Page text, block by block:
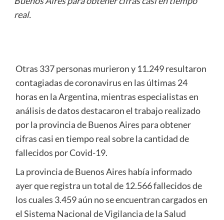
real.
Otras 337 personas murieron y 11.249 resultaron
contagiadas de coronavirus en las últimas 24
horas en la Argentina, mientras especialistas en
análisis de datos destacaron el trabajo realizado
por la provincia de Buenos Aires para obtener
cifras casi en tiempo real sobre la cantidad de
fallecidos por Covid-19.
La provincia de Buenos Aires había informado
ayer que registra un total de 12.566 fallecidos de
los cuales 3.459 aún no se encuentran cargados en
el Sistema Nacional de Vigilancia de la Salud